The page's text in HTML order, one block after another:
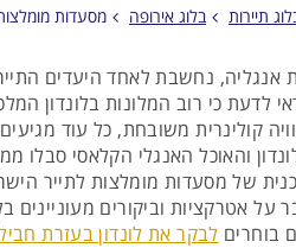
תיירות בלוג אירופה מסעדות
אנגליה, נחשבת לאחד היעדים
לדעת כי רוב המלונות בלונדון
קולינרית משובחת, כל עוד
והאוכל האנגלי הקלאסי סבלו
של מסעדות מומלצות לתייר
על אטרקציות וביקורים מעוניינים
בוחרים לבקר את לונדון בעזרת